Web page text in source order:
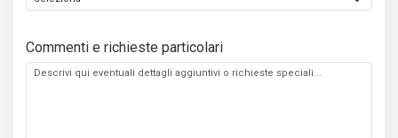
Commenti e richieste particolari